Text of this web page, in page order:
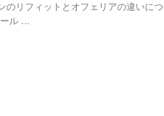
のリフィットとオフェリアの違いに
ル ...